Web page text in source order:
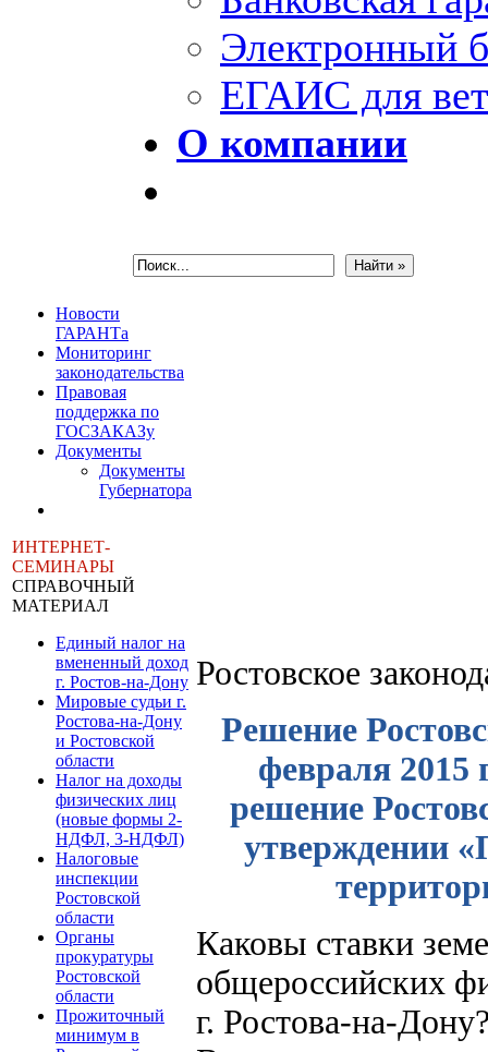
Электронный
ЕГАИС для
О компании
Новости
ГАРАНТа
Мониторинг
законодательства
Правовая
поддержка по
ГОСЗАКАЗу
Документы
Документы
Губернатора
ИНТЕРНЕТ-
СЕМИНАРЫ
СПРАВОЧНЫЙ
МАТЕРИАЛ
Единый налог на
вмененный доход
г. Ростов-на-Дону
Мировые судьи г.
Ростова-на-Дону
и Ростовской
области
Налог на доходы
физических лиц
(новые формы 2-
НДФЛ, 3-НДФЛ)
Налоговые
инспекции
Ростовской
области
Органы
прокуратуры
Ростовской
области
Прожиточный
минимум в
Ростовское
Решение
февраля 2015
решение
утверждении
Каковы ставки
общероссийских
г. Ростова-на-